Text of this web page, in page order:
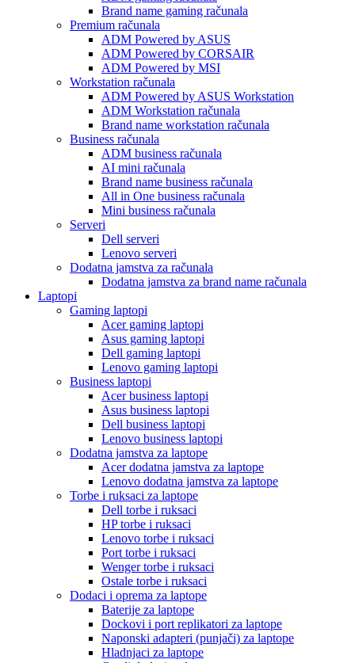
Brand name gaming računala
Premium računala
ADM Powered by ASUS
ADM Powered by CORSAIR
ADM Powered by MSI
Workstation računala
ADM Powered by ASUS Workstation
ADM Workstation računala
Brand name workstation računala
Business računala
ADM business računala
AI mini računala
Brand name business računala
All in One business računala
Mini business računala
Serveri
Dell serveri
Lenovo serveri
Dodatna jamstva za računala
Dodatna jamstva za brand name računala
Laptopi
Gaming laptopi
Acer gaming laptopi
Asus gaming laptopi
Dell gaming laptopi
Lenovo gaming laptopi
Business laptopi
Acer business laptopi
Asus business laptopi
Dell business laptopi
Lenovo business laptopi
Dodatna jamstva za laptope
Acer dodatna jamstva za laptope
Lenovo dodatna jamstva za laptope
Torbe i ruksaci za laptope
Dell torbe i ruksaci
HP torbe i ruksaci
Lenovo torbe i ruksaci
Port torbe i ruksaci
Wenger torbe i ruksaci
Ostale torbe i ruksaci
Dodaci i oprema za laptope
Baterije za laptope
Dockovi i port replikatori za laptope
Naponski adapteri (punjači) za laptope
Hladnjaci za laptope